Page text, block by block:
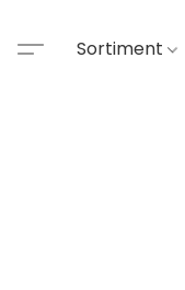
Sortiment